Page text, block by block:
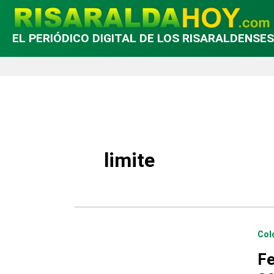
EL PERIÓDICO DIGITAL DE LOS RISARALDENSES
limite